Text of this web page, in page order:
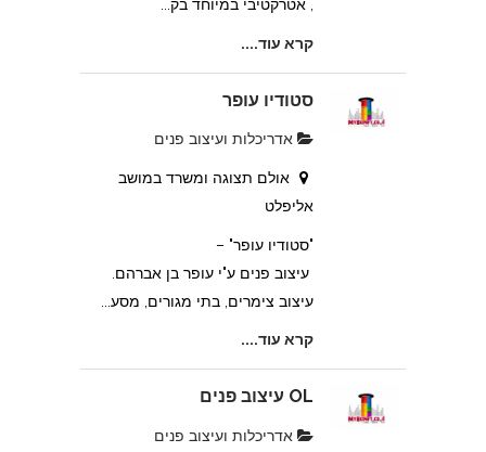
, אטרקטיבי במיוחד בק...
קרא עוד....
סטודיו עופר
אדריכלות ועיצוב פנים
אולם תצוגה ומשרד במושב
אליפלט
"סטודיו עופר" –
עיצוב פנים ע"י עופר בן אברהם.
עיצוב צימרים, בתי מגורים, מסע...
קרא עוד....
OL עיצוב פנים
אדריכלות ועיצוב פנים